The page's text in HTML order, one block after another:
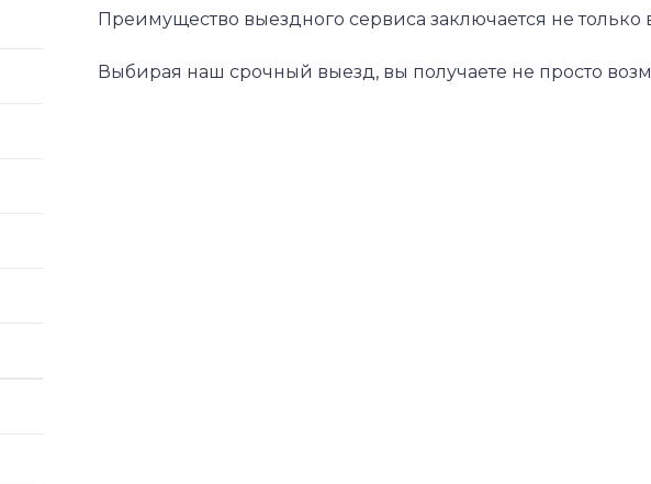
Преимущество выездного сервиса заключается не
Выбирая наш срочный выезд, вы получаете не просто